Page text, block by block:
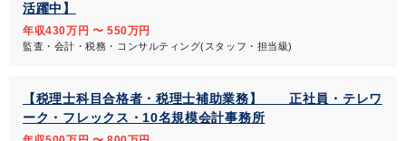
活躍中】
年収430万円 〜 550万円
監査・会計・税務・コンサルティング(スタッフ・担当級)
【税理士科目合格者・税理士補助業務】 正社員・テレワ
ーク・フレックス・10名規模会計事務所